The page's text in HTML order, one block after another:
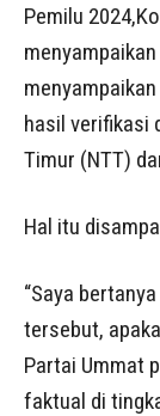
Pemilu
hasil verifikasi
Timur (NTT)
Hal itu
“Saya
tersebut,
Partai Ummat
faktual di